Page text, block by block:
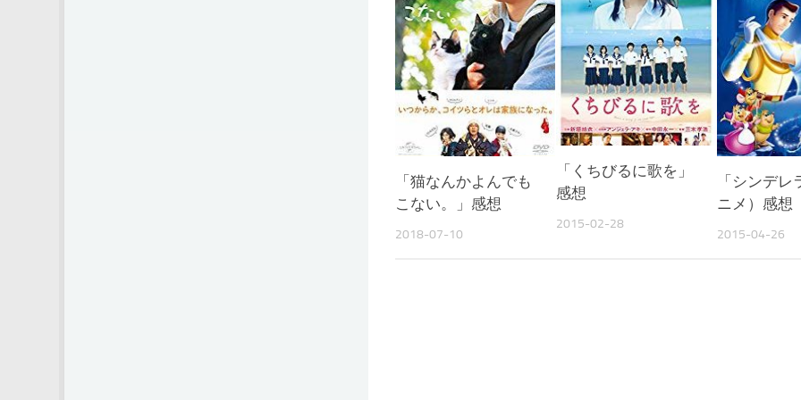
「猫なんかよんでも
こない。」感想
2018-07-10
「くちびるに歌を」
感想
2015-02-28
「シンデレ
ニメ）感想
2015-04-26